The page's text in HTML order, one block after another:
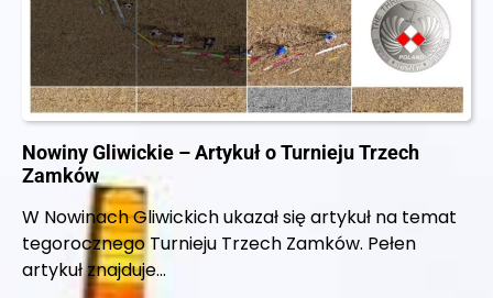
Nowiny Gliwickie – Artykuł o Turnieju Trzech
Zamków
W Nowinach Gliwickich ukazał się artykuł na temat
tegorocznego Turnieju Trzech Zamków. Pełen
artykuł znajduje…